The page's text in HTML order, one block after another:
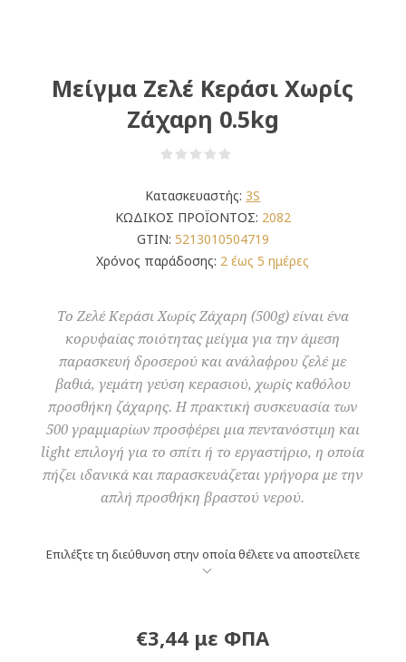
Μείγμα Ζελέ Κεράσι Χωρίς
Ζάχαρη 0.5kg
Κατασκευαστής: 3S
ΚΩΔΙΚΟΣ ΠΡΟΪΟΝΤΟΣ: 2082
GTIN: 5213010504719
Χρόνος παράδοσης: 2 έως 5 ημέρες
Το Ζελέ Κεράσι Χωρίς Ζάχαρη (500g) είναι ένα
κορυφαίας ποιότητας μείγμα για την άμεση
παρασκευή δροσερού και ανάλαφρου ζελέ με
βαθιά, γεμάτη γεύση κερασιού, χωρίς καθόλου
προσθήκη ζάχαρης. Η πρακτική συσκευασία των
500 γραμμαρίων προσφέρει μια πεντανόστιμη και
light επιλογή για το σπίτι ή το εργαστήριο, η οποία
πήζει ιδανικά και παρασκευάζεται γρήγορα με την
απλή προσθήκη βραστού νερού.
Επιλέξτε τη διεύθυνση στην οποία θέλετε να αποστείλετε
€3,44 με ΦΠΑ